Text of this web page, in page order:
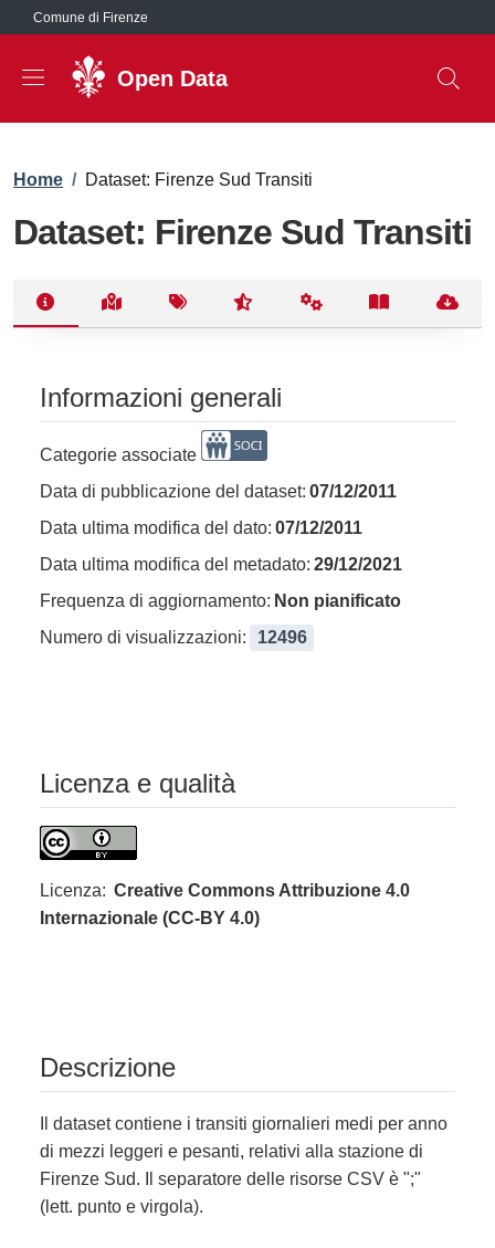
Salta al contenuto principale
Comune di Firenze
Open Data
Briciole di pane
Home / Dataset: Firenze Sud Transiti
Dataset: Firenze Sud Transiti
Informazioni generali
Categorie associate
Data di pubblicazione del dataset: 07/12/2011
Data ultima modifica del dato: 07/12/2011
Data ultima modifica del metadato: 29/12/2021
Frequenza di aggiornamento: Non pianificato
Numero di visualizzazioni:
12496
Licenza e qualità
Licenza: Creative Commons Attribuzione 4.0
Internazionale (CC-BY 4.0)
Descrizione
Il dataset contiene i transiti giornalieri medi per anno
di mezzi leggeri e pesanti, relativi alla stazione di
Firenze Sud. Il separatore delle risorse CSV è ";"
(lett. punto e virgola).